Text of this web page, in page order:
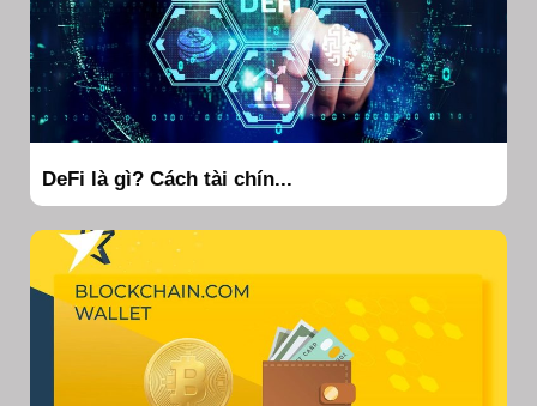
DeFi là gì? Cách tài chín...